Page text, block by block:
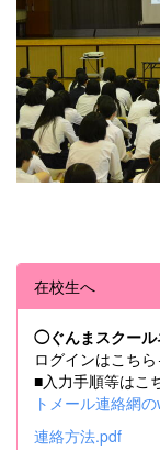
在校生へ
◯ぐんまスクール
ログインはこち
■入力手順等はこ
トメール連絡網
連絡方法.pdf